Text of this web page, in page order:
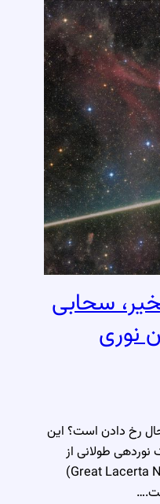
سحابی
نوری
رخ دادن است؟ این
طولانی از
سحابی بزرگ مارمولک (Great Lacerta Nebula)